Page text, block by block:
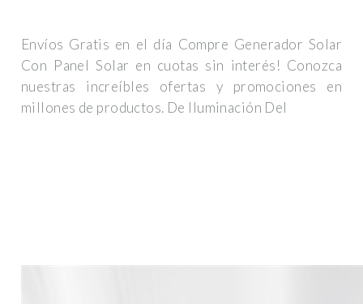
Envíos Gratis en el día Compre Generador Solar
Con Panel Solar en cuotas sin interés! Conozca
nuestras increíbles ofertas y promociones en
millones de productos. De Iluminación Del